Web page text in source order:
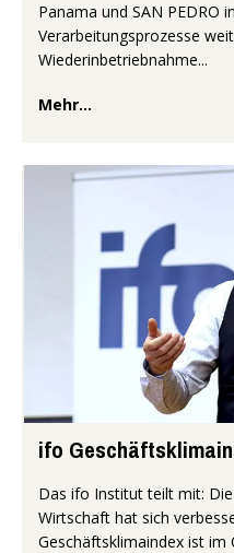
Panama und SAN PEDRO
Verarbeitungsprozesse
Wiederinbetriebnahme...
Mehr...
ifo
Das ifo Institut teilt mit:
Wirtschaft hat sich
Geschäftsklimaindex ist